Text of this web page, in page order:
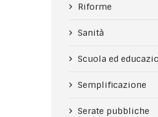
Riforme
Sanità
Scuola ed
Semplificazione
Serate pubbliche